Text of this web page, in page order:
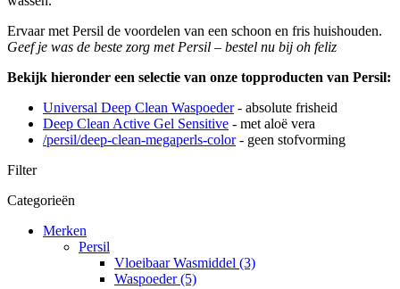
Ervaar met Persil de voordelen van een schoon en fris huishouden.
Geef je was de beste zorg met Persil – bestel nu bij oh feliz
Bekijk hieronder een selectie van onze topproducten van Persil:
Universal Deep Clean Waspoeder- absolute frisheid
Deep Clean Active Gel Sensitive - met aloë vera
/persil/deep-clean-megaperls-color- geen stofvorming
Filter
Categorieën
Merken
Persil
Vloeibaar Wasmiddel (3)
Waspoeder (5)